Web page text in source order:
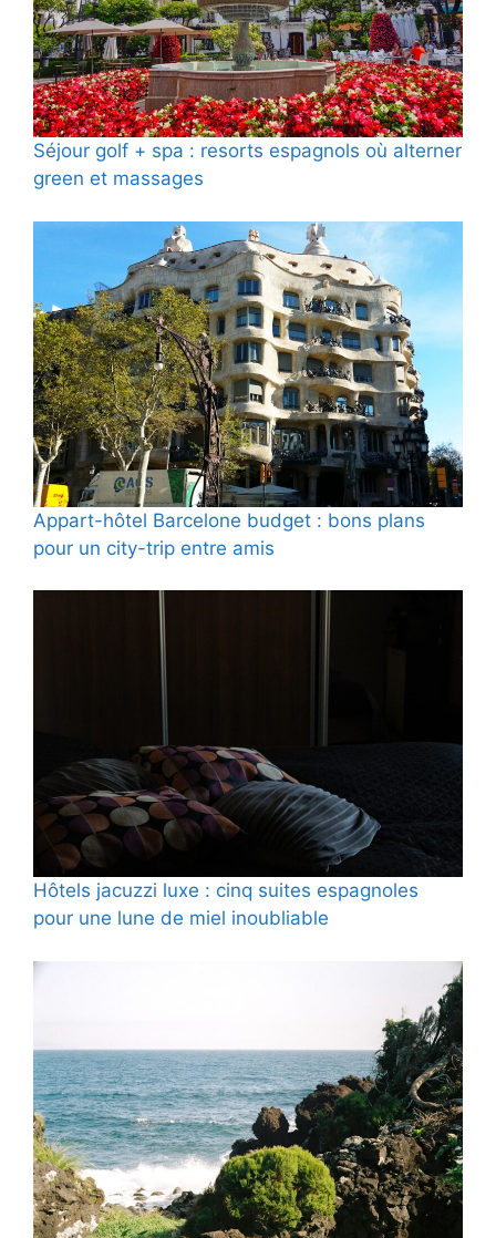
Séjour golf + spa : resorts espagnols où alterner
green et massages
Appart-hôtel Barcelone budget : bons plans
pour un city-trip entre amis
Hôtels jacuzzi luxe : cinq suites espagnoles
pour une lune de miel inoubliable